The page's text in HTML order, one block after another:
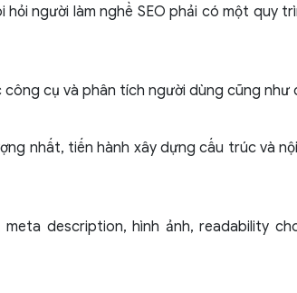
người làm nghề SEO phải có một quy
cụ và phân tích người dùng cũng như
nhất, tiến hành xây dựng cấu trúc và
description, hình ảnh, readability